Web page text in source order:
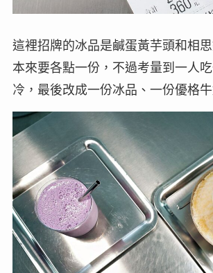
這裡招牌的冰品是鹹蛋黃芋頭和相
本來要各點一份，不過考量到一人
冷，最後改成一份冰品、一份優格牛